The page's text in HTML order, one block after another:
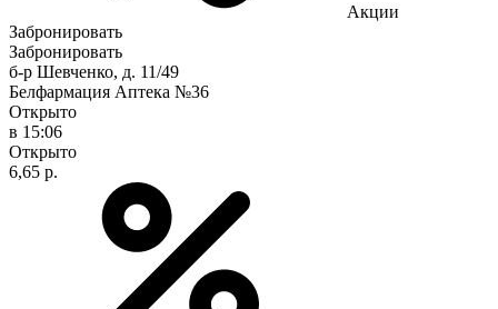
Акции
Забронировать
Забронировать
б-р Шевченко, д. 11/49
Белфармация Аптека №36
Открыто
в 15:06
Открыто
6,65 р.